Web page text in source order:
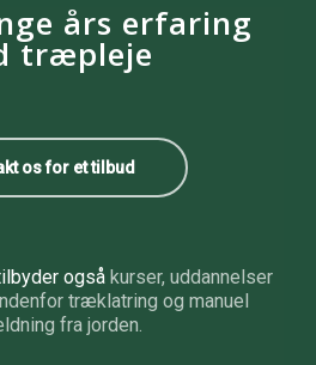
års erfaring
træpleje
os for et tilbud
ogsåkurser, uddannelser
træklatring og manuel
fra jorden.